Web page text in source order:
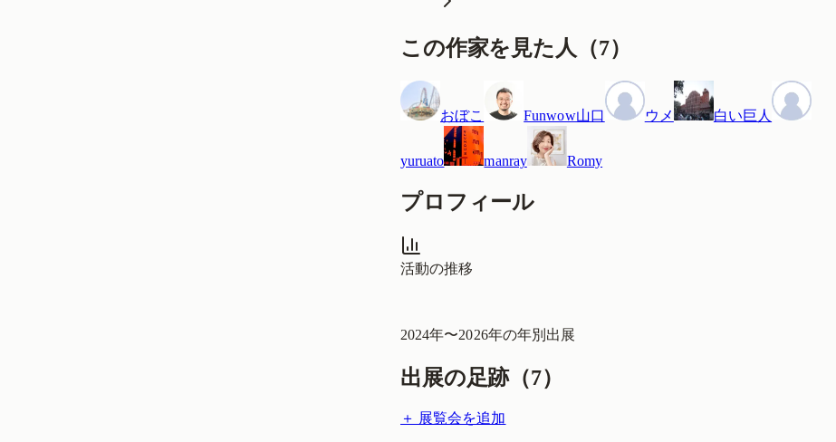
この作家を見た人 （7）
おぼこ Funwow山口 ウメ 白い巨人
yuruato manray Romy
プロフィール
活動の推移
2024年〜2026年の年別出展
出展の足跡（7）
＋ 展覧会を追加